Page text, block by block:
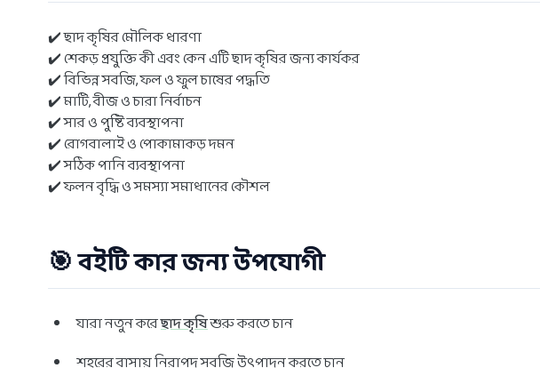
✔️ ছাদ কৃষির মৌলিক ধারণা
✔️ শেকড় প্রযুক্তি কী এবং কেন এটি ছাদ কৃষির জন্য কার্যকর
✔️ বিভিন্ন সবজি, ফল ও ফুল চাষের পদ্ধতি
✔️ মাটি, বীজ ও চারা নির্বাচন
✔️ সার ও পুষ্টি ব্যবস্থাপনা
✔️ রোগবালাই ও পোকামাকড় দমন
✔️ সঠিক পানি ব্যবস্থাপনা
✔️ ফলন বৃদ্ধি ও সমস্যা সমাধানের কৌশল
🎯 বইটি কার জন্য উপযোগী
যারা নতুন করেছাদ কৃষিশুরু করতে চান
শহরের বাসায় নিরাপদ সবজি উৎপাদন করতে চান